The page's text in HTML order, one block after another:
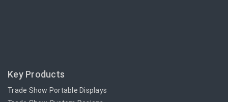
Key Products
Trade Show Portable Displays